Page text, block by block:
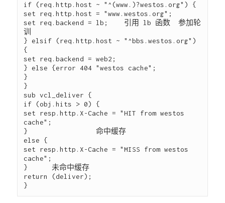
if (req.http.host ~ "^(www.)?westos.org") {
set req.http.host = "www.westos.org";
set req.backend = lb;    引用 lb 函数  参加轮
训
} elsif (req.http.host ~ "^bbs.westos.org")
{
set req.backend = web2;
} else {error 404 "westos cache";
}
}
sub vcl_deliver {
if (obj.hits > 0) {
set resp.http.X-Cache = "HIT from westos
cache";
}                 命中缓存
else {
set resp.http.X-Cache = "MISS from westos
cache";
}      未命中缓存
return (deliver);